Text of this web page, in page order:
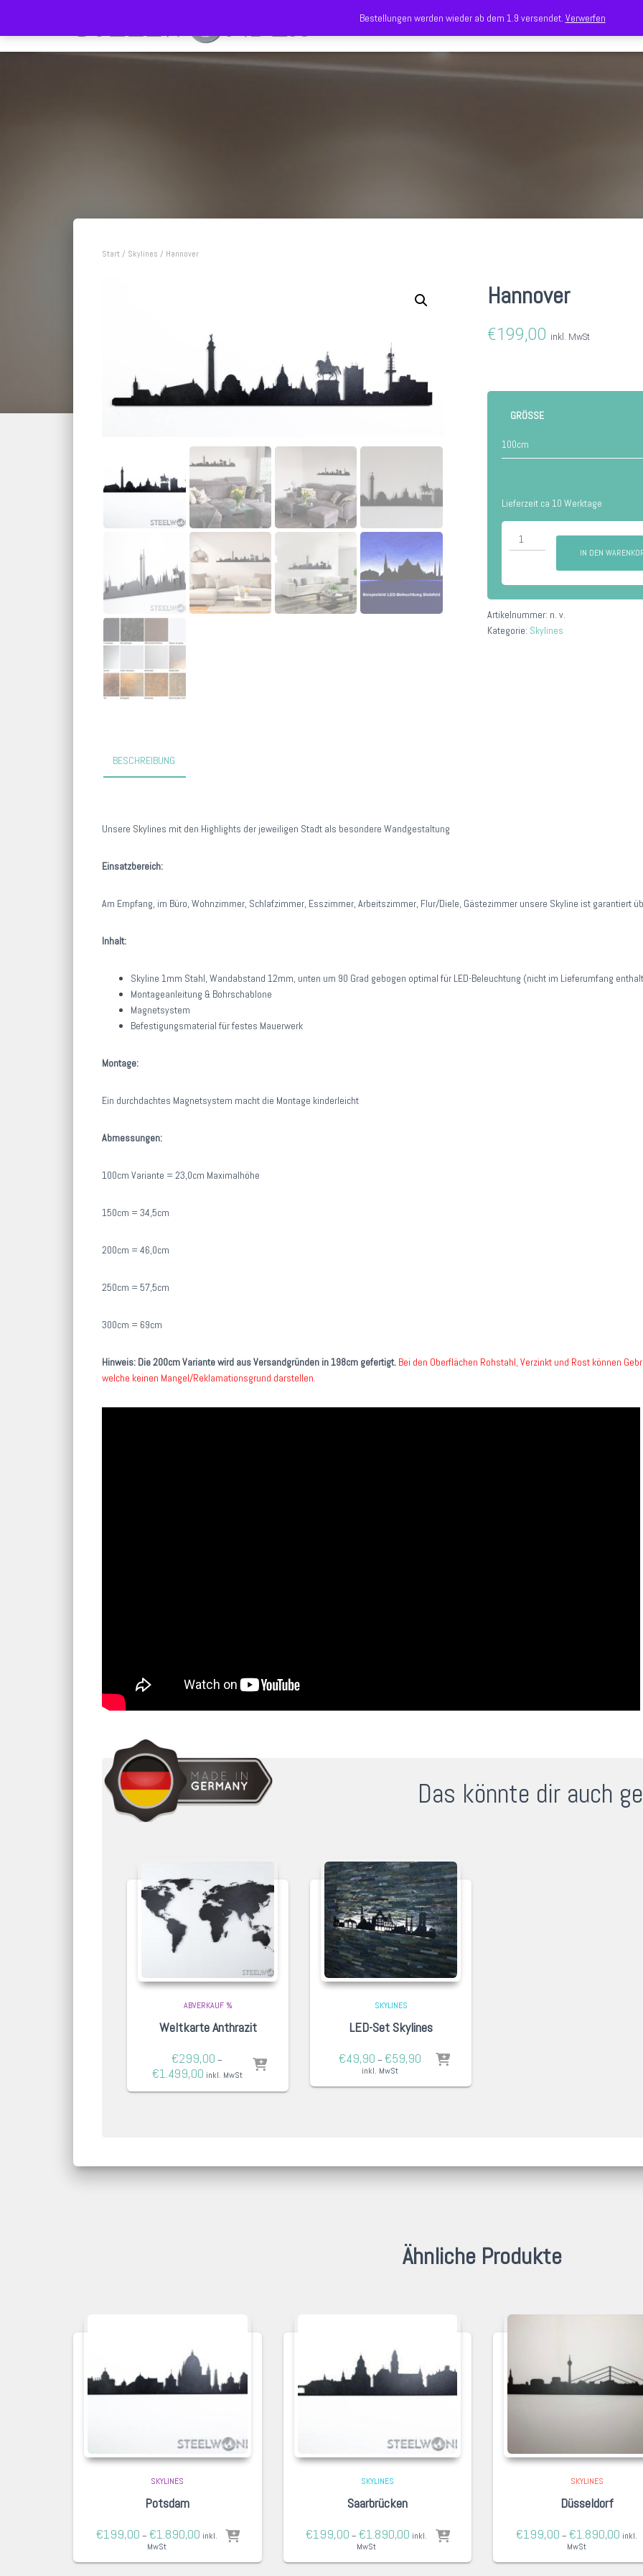
Bestellungen werden wieder ab dem 1.9 versendet. Verwerfen
Start/ Skylines / Hannover
Hannover
€199,00 inkl. MwSt
GRÖSSE
Lieferzeit ca 10 Werktage
Hannover
Menge
IN DEN
Artikelnummer: n. v.
Kategorie: Skylines
BESCHREIBUNG
Unsere Skylines mit den Highlights der jeweiligen Stadt als besondere Wandgestaltung
Einsatzbereich:
Am Empfang, im Büro, Wohnzimmer, Schlafzimmer, Esszimmer, Arbeitszimmer, Flur/Diele, Gästezimmer unsere Skyline ist garantiert
Inhalt:
Skyline 1mm Stahl, Wandabstand 12mm, unten um 90 Grad gebogen optimal für LED-Beleuchtung (nicht im Lieferumfang
Montageanleitung & Bohrschablone
Magnetsystem
Befestigungsmaterial für festes Mauerwerk
Montage:
Ein durchdachtes Magnetsystem macht die Montage kinderleicht
Abmessungen:
100cm Variante = 23,0cm Maximalhöhe
150cm = 34,5cm
200cm = 46,0cm
250cm = 57,5cm
300cm = 69cm
Hinweis: Die 200cm Variante wird aus Versandgründen in 198cm gefertigt. Bei den Oberflächen Rohstahl, Verzinkt und Rost können
welche keinen Mangel/Reklamationsgrund darstellen.
Das könnte dir auch
ABVERKAUF %
Weltkarte Anthrazit
€299,00 –
€1.499,00 inkl. MwSt
SKYLINES
LED-Set Skylines
€49,90 – €59,90
inkl. MwSt
Ähnliche Produkte
SKYLINES
Potsdam
€199,00 – €1.890,00 inkl.
MwSt
SKYLINES
Saarbrücken
€199,00 – €1.890,00 inkl.
MwSt
SKYLINES
Düsseldorf
€199,00 – €1.890,00 inkl.
MwSt